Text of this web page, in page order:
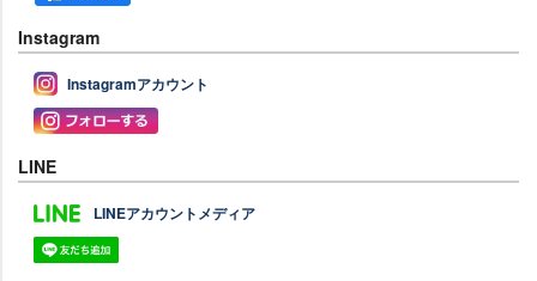
Instagram
Instagramアカウント
LINE
LINEアカウントメディア